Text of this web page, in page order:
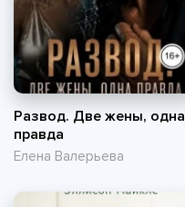
Развод. Две жены, одна
правда
Елена Валерьева